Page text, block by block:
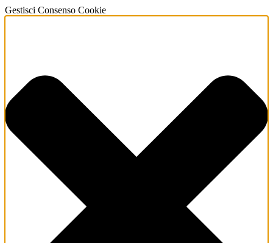
Gestisci Consenso Cookie